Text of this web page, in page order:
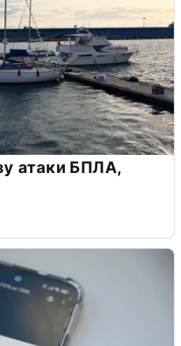
атаки БПЛА,